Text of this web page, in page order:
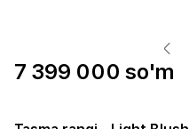
7 399 000 so'm